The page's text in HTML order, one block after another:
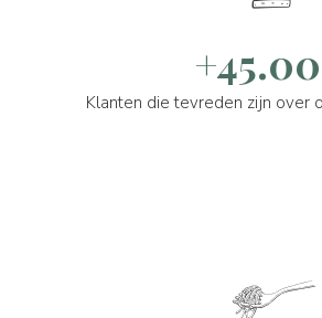
Klanten die tevreden zijn over